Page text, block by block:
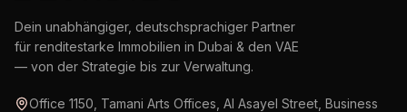
Dein unabhängiger, deutschsprachiger Partner
für renditestarke Immobilien in Dubai & den VAE
— von der Strategie bis zur Verwaltung.
Office 1150, Tamani Arts Offices, Al Asayel Street, Business